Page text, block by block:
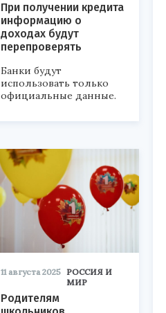
При получении кредита
информацию о
доходах будут
перепроверять
Банки будут
использовать только
официальные данные.
11 августа 2025 РОССИЯ И
МИР
Родителям